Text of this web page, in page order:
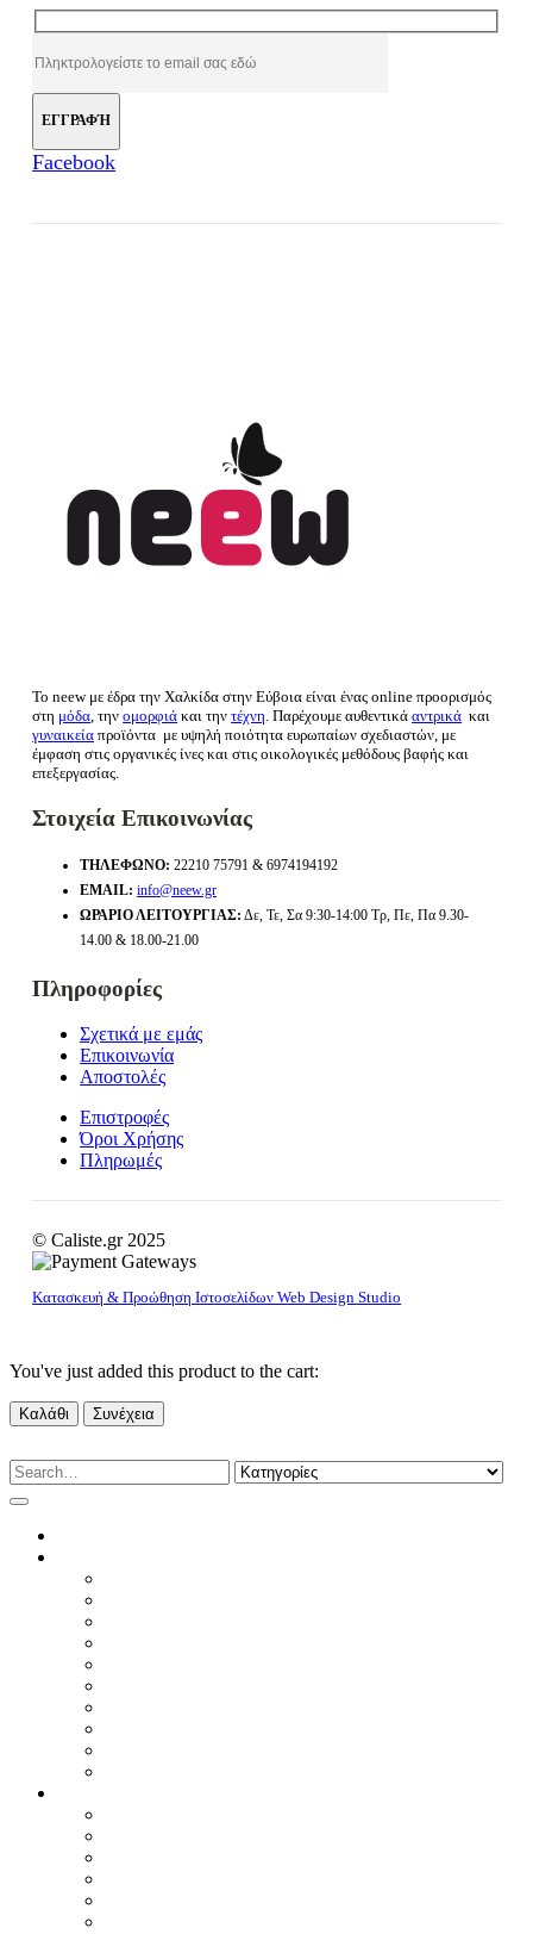
Facebook
Το neew με έδρα την Xαλκίδα στην Εύβοια είναι ένας online προορισμός
στη μόδα , τηνομορφιά και τηντέχνη . Παρέχουμε αυθεντικάαντρικά και
γυναικεία προϊόντα με υψηλή ποιότητα ευρωπαίων σχεδιαστών, με
έμφαση στις οργανικές ίνες και στις οικολογικές μεθόδους βαφής και
επεξεργασίας.
Στοιχεία Επικοινωνίας
ΤΗΛΈΦΩΝΟ: 22210 75791 & 6974194192
EMAIL: info@neew.gr
ΩΡΆΡΙΟ ΛΕΙΤΟΥΡΓΊΑΣ: Δε, Τε, Σα 9:30-14:00 Τρ, Πε, Πα 9.30-
14.00 & 18.00-21.00
Πληροφορίες
Σχετικά με εμάς
Επικοινωνία
Αποστολές
Επιστροφές
Όροι Χρήσης
Πληρωμές
© Caliste.gr 2025
Κατασκευή & Προώθηση Ιστοσελίδων Web Design Studio
You've just added this product to the cart:
Καλάθι Συνέχεια